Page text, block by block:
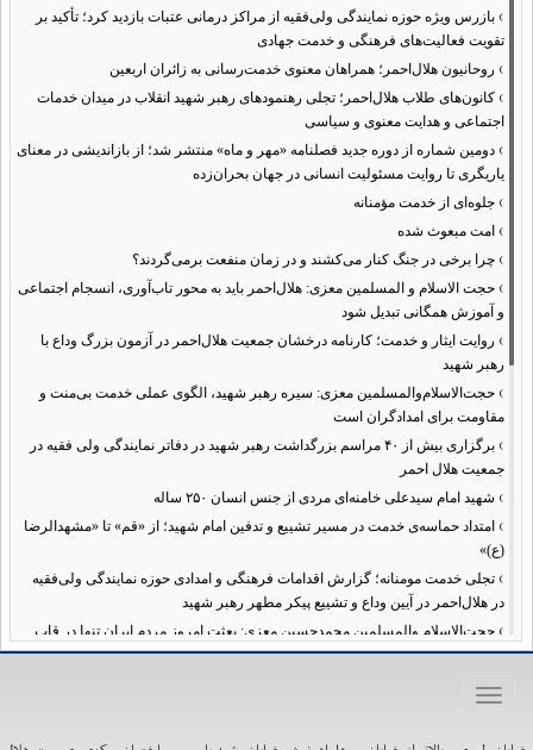
› بازرس ویژه حوزه نمایندگی ولی‌فقیه از مراکز درمانی عتبات بازدید کرد؛ تأکید بر
تقویت فعالیت‌های فرهنگی و خدمت جهادی
› روحانیون هلال‌احمر؛ همراهان معنوی خدمت‌رسانی به زائران اربعین
› کانون‌های طلاب هلال‌احمر؛ تجلی رهنمودهای رهبر شهید انقلاب در میدان خدمات
اجتماعی و هدایت معنوی و سیاسی
› دومین شماره از دوره جدید فصلنامه «مهر و ماه» منتشر شد؛ از بازاندیشی در معنای
یاریگری تا روایت مسئولیت انسانی در جهان بحران‌زده
› جلوه‌ای از خدمت مؤمنانه
› امت مبعوث شده
› چرا برخی در جنگ کنار می‌کشند و در زمان منفعت برمی‌گردند؟
› حجت الاسلام و المسلمین معزی: هلال‌احمر باید به محور تاب‌آوری، انسجام اجتماعی
و آموزش همگانی تبدیل شود
› روایت ایثار و خدمت؛ کارنامه درخشان جمعیت هلال‌احمر در آزمون بزرگ وداع با
رهبر شهید
› حجت‌الاسلام‌والمسلمین معزی: سیره رهبر شهید، الگوی عملی خدمت بی‌منت و
مقاومت برای امدادگران است
›
برگزاری بیش از ۴۰ مراسم بزرگداشت رهبر شهید در دفاتر نمایندگی ولی فقیه در
جمعیت هلال احمر
› شهید امام سیدعلی خامنه‌ای مردی از جنس انسان ۲۵۰ ساله
› امتداد حماسه‌ی خدمت در مسیر تشییع و تدفین امام شهید؛ از «قم» تا «مشهدالرضا
(ع)»
› تجلی خدمت مومنانه؛ گزارش اقدامات فرهنگی و امدادی حوزه نمایندگی ولی‌فقیه
در هلال‌احمر در آیین وداع و تشییع پیکر مطهر رهبر شهید
› حجت‌الاسلام والمسلمین محمدحسین معزی: بعثت امروز مردم ایران تنها در قاب
قیام عاشورا قابل تفسیر است
›آمادگی همه‌جانبه معاونت فرهنگی حوزه نمایندگی ولی‌فقیه هلال‌احمر برای
خدمت‌رسانی در مراسم تشییع پیکر مطهر رهبر شهید
Toggle